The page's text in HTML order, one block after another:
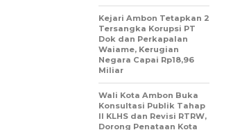
Kejari Ambon Tetapkan 2
Tersangka Korupsi PT
Dok dan Perkapalan
Waiame, Kerugian
Negara Capai Rp18,96
Miliar
Wali Kota Ambon Buka
Konsultasi Publik Tahap
II KLHS dan Revisi RTRW,
Dorong Penataan Kota